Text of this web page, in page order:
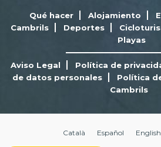
Qué hacer Alojamiento
Cambrils
Deportes
Playas
Aviso Legal Política de
de datos personales
Política
Cambrils
Català Español English